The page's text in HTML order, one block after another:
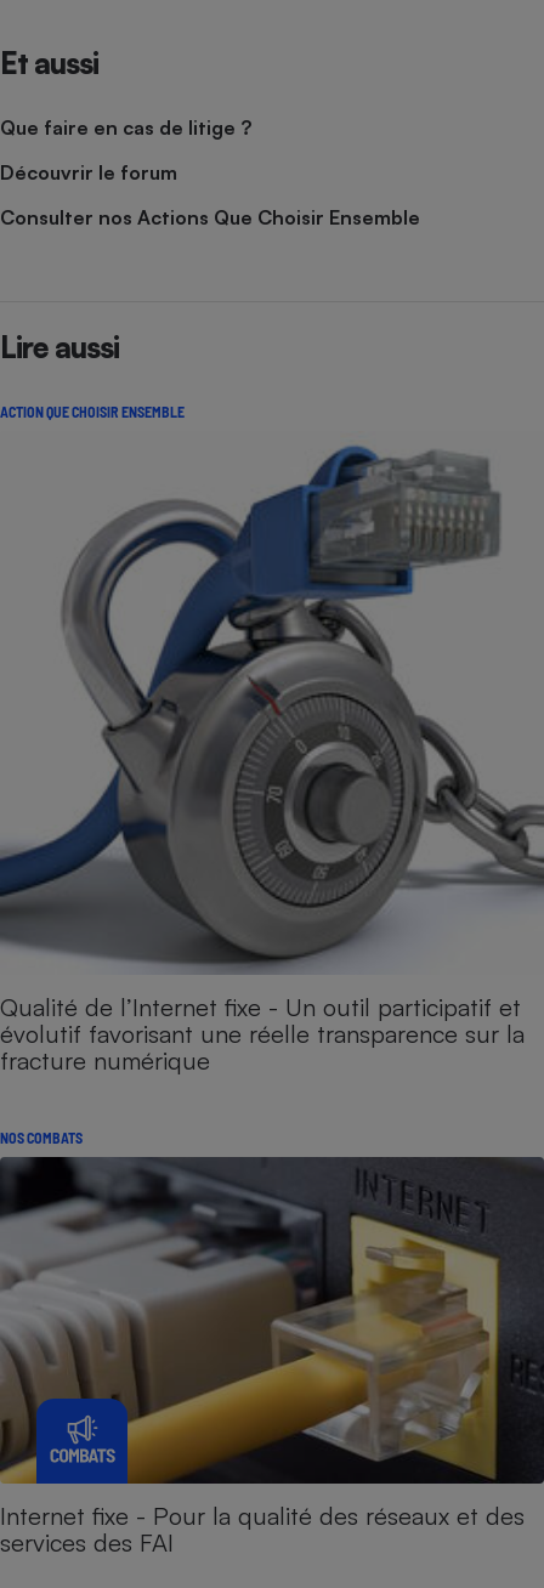
Et aussi
Que faire en cas de litige ?
Découvrir le forum
Consulter nos Actions Que Choisir Ensemble
Lire aussi
ACTION QUE CHOISIR ENSEMBLE
Qualité de l’Internet fixe - Un outil participatif et
évolutif favorisant une réelle transparence sur la
fracture numérique
NOS COMBATS
Internet fixe - Pour la qualité des réseaux et des
services des FAI